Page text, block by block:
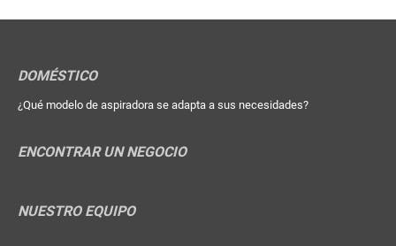
DOMÉSTICO
¿Qué modelo de aspiradora se adapta a sus necesidades?
ENCONTRAR UN NEGOCIO
NUESTRO EQUIPO